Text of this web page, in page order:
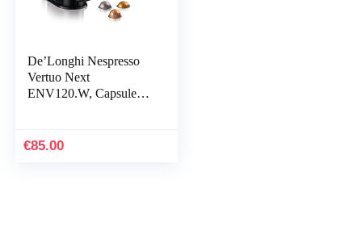
De’Longhi Nespresso
Vertuo Next
ENV120.W, Capsule
5 Kopmaten, Centrifusie
€85.00